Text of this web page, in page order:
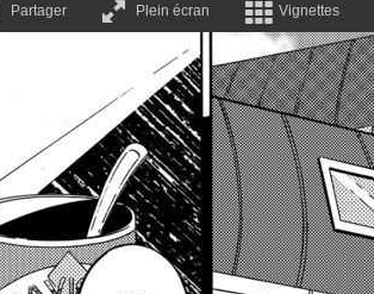
Partager Plein écran Vignettes